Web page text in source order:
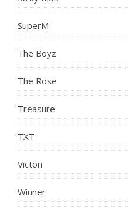
SuperM
The Boyz
The Rose
Treasure
TXT
Victon
Winner